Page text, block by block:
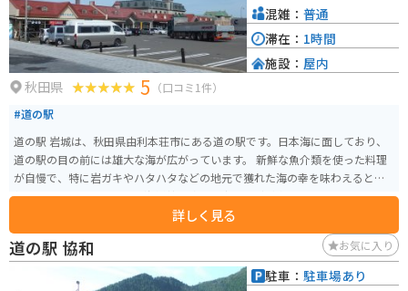
秋田県 5 （口コミ1件）
#道の駅
道の駅 岩城は、秋田県由利本荘市にある道の駅です。日本海に面しており、
道の駅の目の前には雄大な海が広がっています。 新鮮な魚介類を使った料理
が自慢で、特に岩ガキやハタハタなどの地元で獲れた海の幸を味わえると人
気です。レストランでは、海鮮丼や焼き魚定食などが楽しめます。 お土産に
は、地元産の海産物の加工品や、秋田県の名産品であるいぶりがっこなどが
おすすめです。 バイクで訪れる場合、道の駅には広い駐車場が完備されてい
るので安心です。日本海沿いの景色を楽しみながらツーリングするのもおす
すめです。道の駅から少し足を延ばせば、白神山地や男鹿半島など、秋田県を
代表する観光スポットにもアクセスできます。
詳しく見る
混雑： 普通
滞在： 1時間
施設： 屋内
道の駅 協和 お気に入り
駐車： 駐車場あり